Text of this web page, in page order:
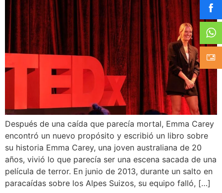
Después de una caída que parecía mortal, Emma Carey
encontró un nuevo propósito y escribió un libro sobre
su historia Emma Carey, una joven australiana de 20
años, vivió lo que parecía ser una escena sacada de una
película de terror. En junio de 2013, durante un salto en
paracaídas sobre los Alpes Suizos, su equipo falló, […]